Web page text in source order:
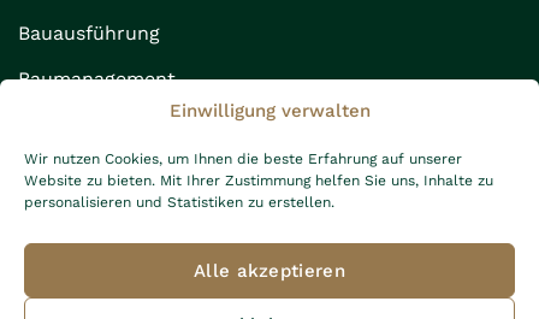
Einwilligung verwalten
Wir nutzen Cookies, um Ihnen die beste Erfahrung auf unserer
Website zu bieten. Mit Ihrer Zustimmung helfen Sie uns, Inhalte zu
personalisieren und Statistiken zu erstellen.
Alle akzeptieren
Bauausführung
Baumanagement
Impressum
Datenschutz
AGB